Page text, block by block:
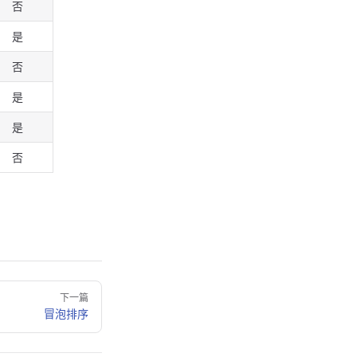
否
是
否
是
是
否
下一篇
冒泡排序